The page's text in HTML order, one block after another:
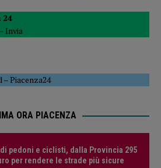
24
Invia
–Piacenza24
ORA PIACENZA
pedoni e ciclisti, dalla Provincia 295
per rendere le strade più sicure